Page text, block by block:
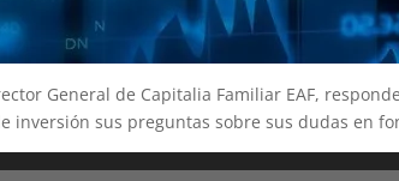
General de Capitalia Familiar EAF,
inversión sus preguntas sobre sus dudas en